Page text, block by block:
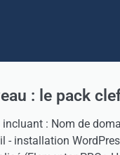
: le pack
incluant : Nom de
- installation